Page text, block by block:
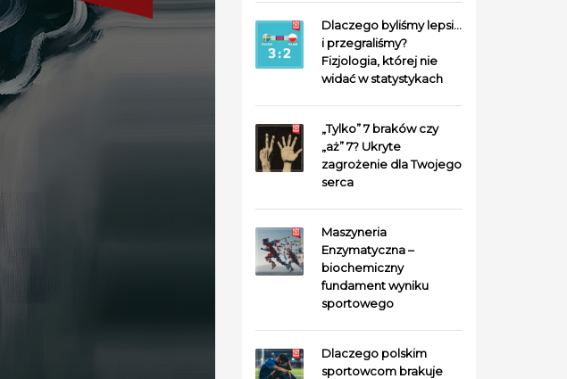
Dlaczego byliśmy lepsi…
i przegraliśmy?
Fizjologia, której nie
widać w statystykach
„Tylko” 7 braków czy
„aż” 7? Ukryte
zagrożenie dla Twojego
serca
Maszyneria
Enzymatyczna –
biochemiczny
fundament wyniku
sportowego
Dlaczego polskim
sportowcom brakuje